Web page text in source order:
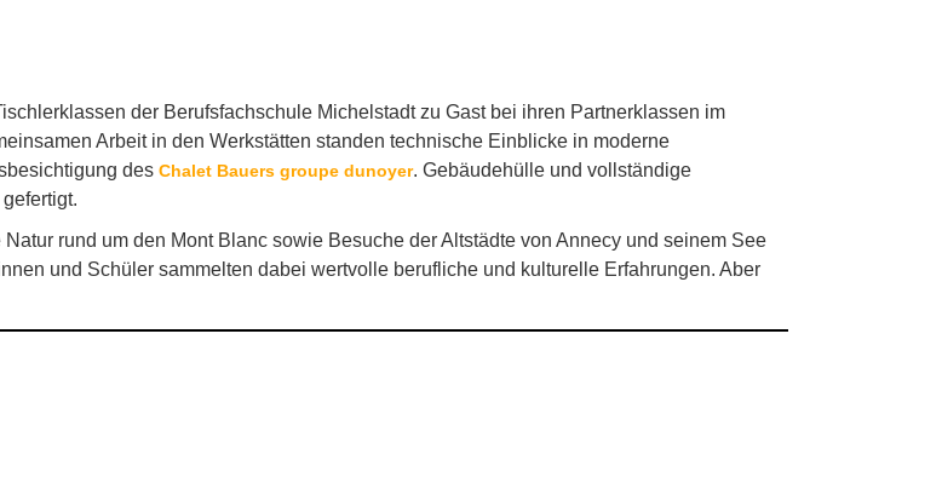
der Berufsfachschule Michelstadt zu Gast bei ihren Partnerklassen im
Arbeit in den Werkstätten standen technische Einblicke in moderne
des Chalet Bauers groupe dunoyer. Gebäudehülle und vollständige
rund um den Mont Blanc sowie Besuche der Altstädte von Annecy und seinem See
und Schüler sammelten dabei wertvolle berufliche und kulturelle Erfahrungen. Aber